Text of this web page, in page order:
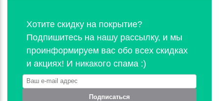
Хотите скидку на покрытие?
Подпишитесь на нашу рассылку, и мы
проинформируем вас обо всех скидках
и акциях! И никакого спама :)
Подписаться